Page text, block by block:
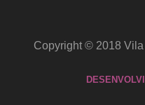
Copyright © 2018